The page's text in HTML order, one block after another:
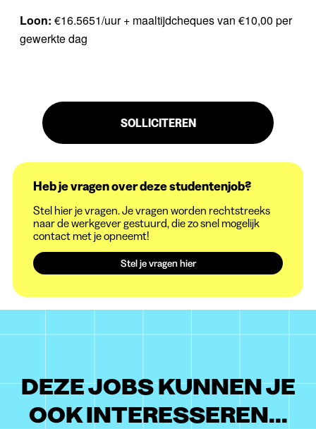
Loon: €16.5651/uur + maaltijdcheques van €10,00 per
gewerkte dag
SOLLICITEREN
Heb je vragen over deze studentenjob?
Stel hier je vragen. Je vragen worden rechtstreeks
naar de werkgever gestuurd, die zo snel mogelijk
contact met je opneemt!
Stel je vragen hier
DEZE JOBS KUNNEN JE
OOK INTERESSEREN...